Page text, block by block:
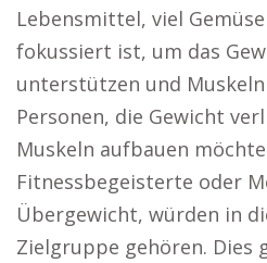
Lebensmittel, viel
fokussiert ist, um das
unterstützen und
Personen, die Gewicht
Muskeln aufbauen
Fitnessbegeisterte oder
Übergewicht, würden in
Zielgruppe gehören. Dies